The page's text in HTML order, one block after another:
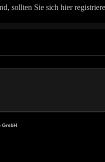
sollten Sie sich hier
GmbH